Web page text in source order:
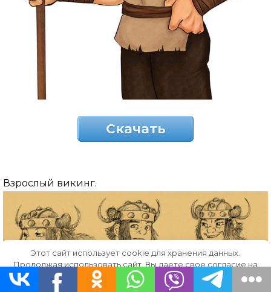
Скачать
Взрослый викинг.
Этот сайт использует cookie для хранения данных.
Продолжая использовать сайт, Вы даете свое согласие на
работу с этими файлами.
OK